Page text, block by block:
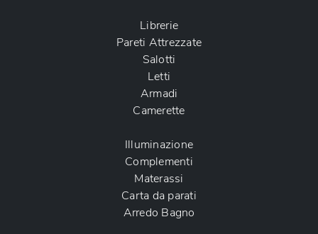
Librerie
Pareti Attrezzate
Salotti
Letti
Armadi
Camerette
Illuminazione
Complementi
Materassi
Carta da parati
Arredo Bagno